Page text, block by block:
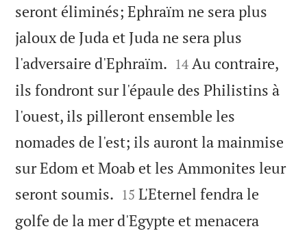
seront éliminés; Ephraïm ne sera plus
jaloux de Juda et Juda ne sera plus
l'adversaire d'Ephraïm. 

14 Au contraire,
ils fondront sur l'épaule des Philistins à
l'ouest, ils pilleront ensemble les
nomades de l'est; ils auront la mainmise
sur Edom et Moab et les Ammonites leur
seront soumis. 

15 L'Eternel fendra le
golfe de la mer d'Egypte et menacera